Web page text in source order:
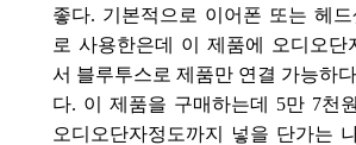
좋다. 기본적으로 이어폰 또는 헤
로 사용한은데 이 제품에 오디오단
서 블루투스로 제품만 연결 가능하
다. 이 제품을 구매하는데 5만 7천
오디오단자정도까지 넣을 단가는